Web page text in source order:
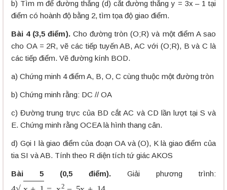
b) Tìm m để đường thẳng (d) cắt đường thẳng y = 3x – 1 tại
điểm có hoành độ bằng 2, tìm tọa độ giao điểm.
Bài 4 (3,5 điểm).Cho đường tròn (O;R) và một điểm A sao
cho OA = 2R, vẽ các tiếp tuyến AB, AC với (O;R), B và C là
các tiếp điểm. Vẽ đường kính BOD.
a) Chứng minh 4 điểm A, B, O, C cùng thuộc một đường tròn
b) Chứng minh rằng: DC // OA
c) Đường trung trực của BD cắt AC và CD lần lượt tại S và
E. Chứng minh rằng OCEA là hình thang cân.
d) Gọi I là giao điểm của đoạn OA và (O), K là giao điểm của
tia SI và AB. Tính theo R diện tích tứ giác AKOS
Bài 5 (0,5 điểm). Giải phương trình:
4 x +1=x2 + 14